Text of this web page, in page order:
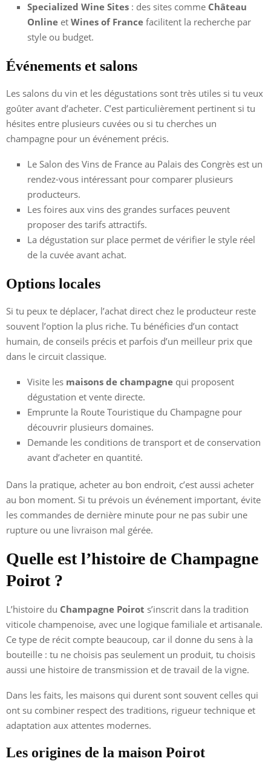
Specialized Wine Sites : des sites comme Château
Online et Wines of France facilitent la recherche par
style ou budget.
Événements et salons
Les salons du vin et les dégustations sont très utiles si tu veux
goûter avant d’acheter. C’est particulièrement pertinent si tu
hésites entre plusieurs cuvées ou si tu cherches un
champagne pour un événement précis.
Le Salon des Vins de France au Palais des Congrès est un
rendez-vous intéressant pour comparer plusieurs
producteurs.
Les foires aux vins des grandes surfaces peuvent
proposer des tarifs attractifs.
La dégustation sur place permet de vérifier le style réel
de la cuvée avant achat.
Options locales
Si tu peux te déplacer, l’achat direct chez le producteur reste
souvent l’option la plus riche. Tu bénéficies d’un contact
humain, de conseils précis et parfois d’un meilleur prix que
dans le circuit classique.
Visite les maisons de champagne qui proposent
dégustation et vente directe.
Emprunte la Route Touristique du Champagne pour
découvrir plusieurs domaines.
Demande les conditions de transport et de conservation
avant d’acheter en quantité.
Dans la pratique, acheter au bon endroit, c’est aussi acheter
au bon moment. Si tu prévois un événement important, évite
les commandes de dernière minute pour ne pas subir une
rupture ou une livraison mal gérée.
Quelle est l’histoire de Champagne
Poirot ?
L’histoire du Champagne Poirot s’inscrit dans la tradition
viticole champenoise, avec une logique familiale et artisanale.
Ce type de récit compte beaucoup, car il donne du sens à la
bouteille : tu ne choisis pas seulement un produit, tu choisis
aussi une histoire de transmission et de travail de la vigne.
Dans les faits, les maisons qui durent sont souvent celles qui
ont su combiner respect des traditions, rigueur technique et
adaptation aux attentes modernes.
Les origines de la maison Poirot